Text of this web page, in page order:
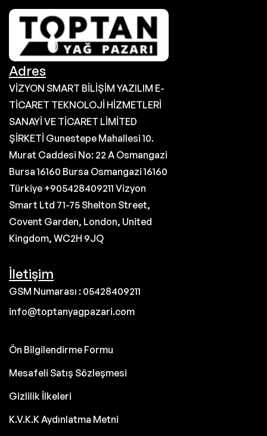
Adres
VİZYON SMART BİLİŞİM YAZILIM E-
TİCARET TEKNOLOJİ HİZMETLERİ
SANAYİ VE TİCARET LİMİTED
ŞİRKETİ Gunestepe Mahallesi 10.
Murat Caddesi No: 22 A Osmangazi
Bursa 16160 Bursa Osmangazi 16160
Türkiye +905428409211 Vizyon
Smart Ltd 71-75 Shelton Street,
Covent Garden, London, United
Kingdom, WC2H 9JQ
İletişim
GSM Numarası : 05428409211
info@toptanyagpazari.com
Ön Bilgilendirme Formu
Mesafeli Satış Sözleşmesi
Gizlilik İlkeleri
K.V.K.K Aydınlatma Metni